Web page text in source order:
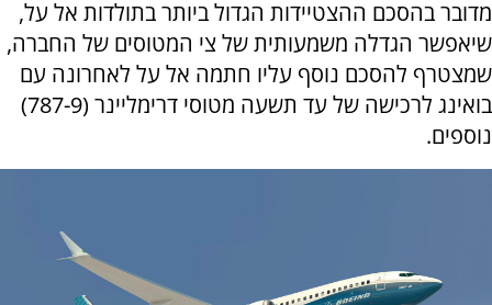
מדובר בהסכם ההצטיידות הגדול ביותר בתולדות אל על,
שיאפשר הגדלה משמעותית של צי המטוסים של החברה,
שמצטרף להסכם נוסף עליו חתמה אל על לאחרונה עם
בואינג לרכישה של עד תשעה מטוסי דרימליינר (787-9)
נוספים.